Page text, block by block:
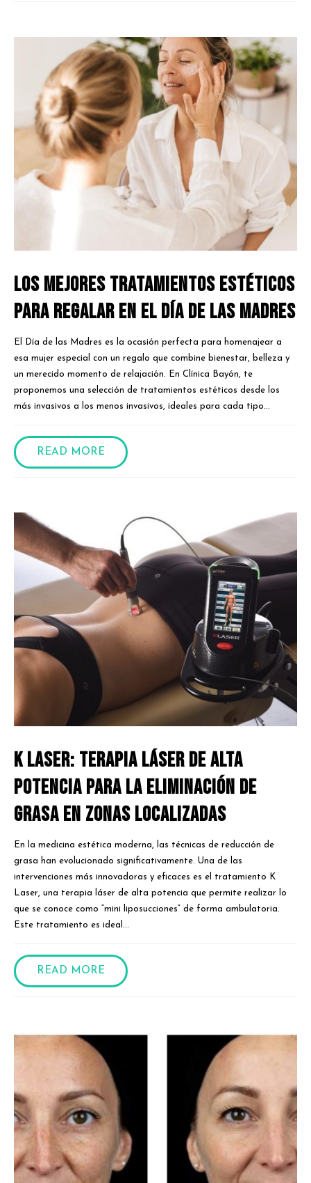
Los mejores tratamientos estéticos
para regalar en el Día de las Madres
El Día de las Madres es la ocasión perfecta para homenajear a
esa mujer especial con un regalo que combine bienestar, belleza y
un merecido momento de relajación. En Clínica Bayón, te
proponemos una selección de tratamientos estéticos desde los
más invasivos a los menos invasivos, ideales para cada tipo...
READ MORE
K Laser: Terapia Láser de Alta
Potencia para la Eliminación de
Grasa en Zonas Localizadas
En la medicina estética moderna, las técnicas de reducción de
grasa han evolucionado significativamente. Una de las
intervenciones más innovadoras y eficaces es el tratamiento K
Laser, una terapia láser de alta potencia que permite realizar lo
que se conoce como “mini liposucciones” de forma ambulatoria.
Este tratamiento es ideal...
READ MORE